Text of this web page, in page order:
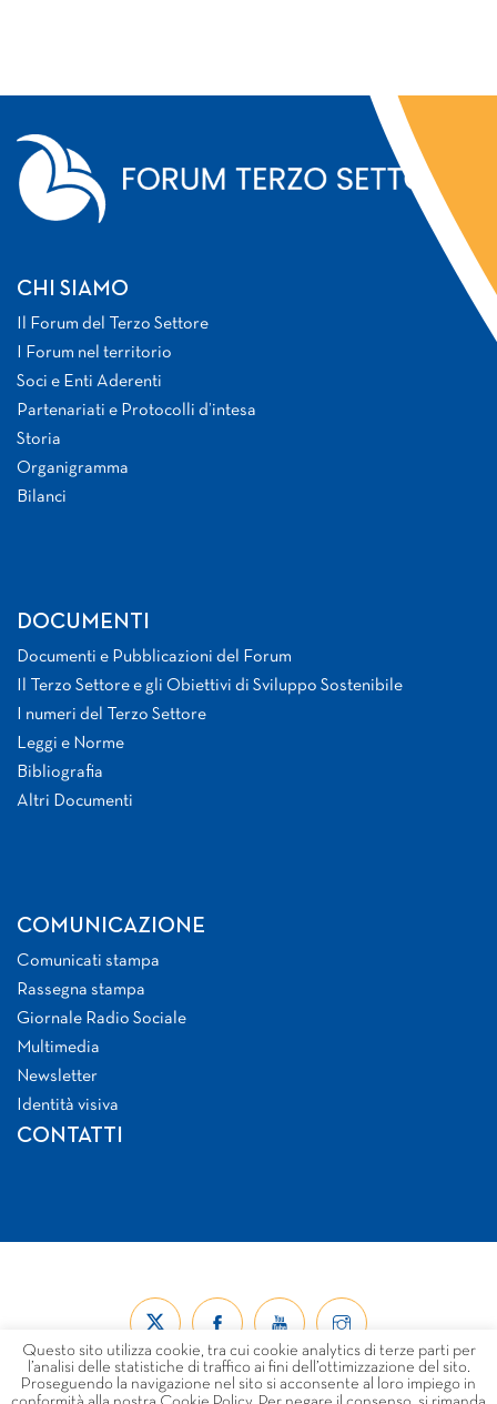
CHI SIAMO
Il Forum del Terzo Settore
I Forum nel territorio
Soci e Enti Aderenti
Partenariati e Protocolli d’intesa
Storia
Organigramma
Bilanci
DOCUMENTI
Documenti e Pubblicazioni del Forum
Il Terzo Settore e gli Obiettivi di Sviluppo Sostenibile
I numeri del Terzo Settore
Leggi e Norme
Bibliografia
Altri Documenti
COMUNICAZIONE
Comunicati stampa
Rassegna stampa
Giornale Radio Sociale
Multimedia
Newsletter
Identità visiva
CONTATTI
Questo sito utilizza cookie, tra cui cookie analytics di terze parti per
l’analisi delle statistiche di traffico ai fini dell’ottimizzazione del sito.
Proseguendo la navigazione nel sito si acconsente al loro impiego in